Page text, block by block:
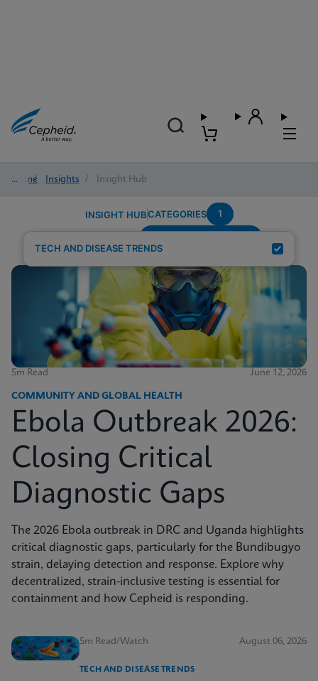
Home/ Insights / Insight Hub
INSIGHT HUBCATEGORIES 1
TECH AND DISEASE TRENDS
5m Read June 12, 2026
COMMUNITY AND GLOBAL HEALTH
Ebola Outbreak 2026:
Closing Critical
Diagnostic Gaps
The 2026 Ebola outbreak in DRC and Uganda highlights
critical diagnostic gaps, particularly for the Bundibugyo
strain, delaying detection and response. Explore why
decentralized, strain-inclusive testing is essential for
containment and how Cepheid is responding.
5m Read/Watch August 06, 2026
TECH AND DISEASE TRENDS